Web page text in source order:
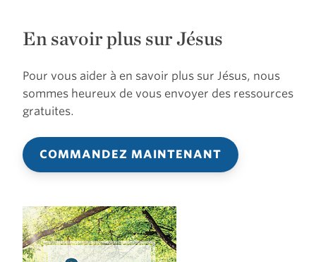
En savoir plus sur Jésus
Pour vous aider à en savoir plus sur Jésus, nous
sommes heureux de vous envoyer des ressources
gratuites.
COMMANDEZ MAINTENANT